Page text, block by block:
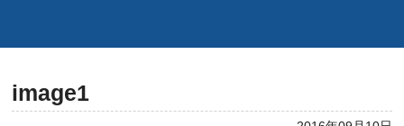
image1